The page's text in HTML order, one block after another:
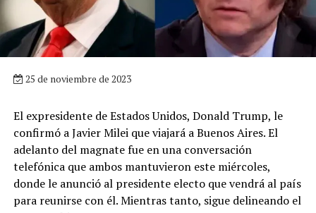
25 de noviembre de 2023
El expresidente de Estados Unidos, Donald Trump, le
confirmó a Javier Milei que viajará a Buenos Aires. El
adelanto del magnate fue en una conversación
telefónica que ambos mantuvieron este miércoles,
donde le anunció al presidente electo que vendrá al país
para reunirse con él. Mientras tanto, sigue delineando el